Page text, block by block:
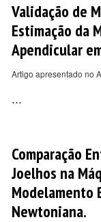
Validação de
Estimação da
Apendicular
Artigo apresentado no
...
Comparação
Joelhos na
Modelamento
Newtoniana.